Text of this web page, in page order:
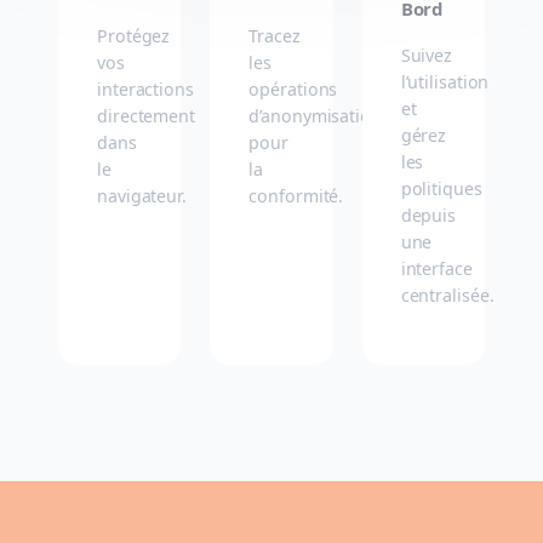
Protégez
vos
interactions
directement
dans
le
navigateur.
Tracez
les
opérations
d’anonymisation
pour
la
conformité.
Bord
Suivez
l’utilisation
et
gérez
les
politiques
depuis
une
interface
centralisée.